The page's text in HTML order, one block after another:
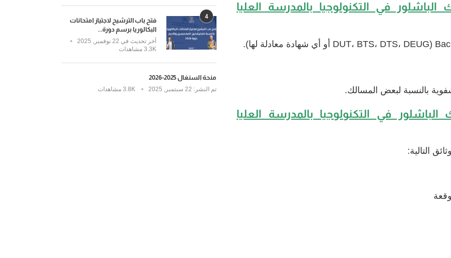
في التكنولوجيا بالمدرسة العليا
بالنسبة لبعض المسالك.
في التكنولوجيا بالمدرسة العليا
التالية:
4
فتح باب الترشيح لاجتياز امتحانات
البكالوريا برسم دورة...
آخر تحديث في
3.3K مشاهدات
منحة السنغال 2025-2026
تم النشر: 3.8K مشاهدات